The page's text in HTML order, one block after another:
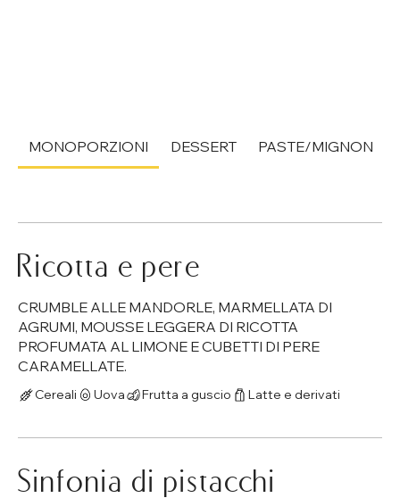
MONOPORZIONI DESSERT PASTE/MIGNON
Ricotta e pere
CRUMBLE ALLE MANDORLE, MARMELLATA DI
AGRUMI, MOUSSE LEGGERA DI RICOTTA
PROFUMATA AL LIMONE E CUBETTI DI PERE
CARAMELLATE.
Cereali Uova Frutta a guscio Latte e derivati
Sinfonia di pistacchi